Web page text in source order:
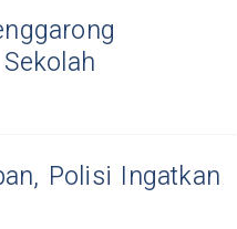
Polisi Ingatkan